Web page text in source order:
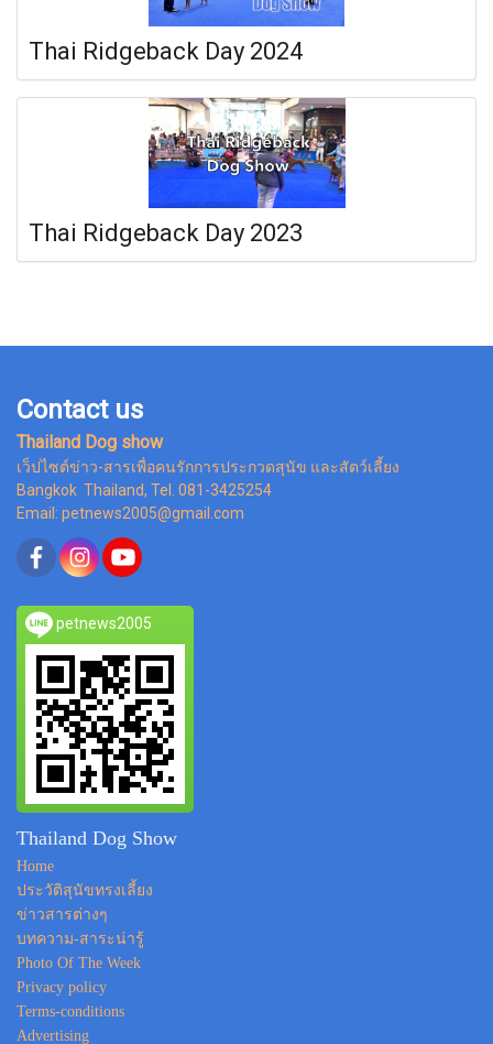
Thai Ridgeback Day 2024
Thai Ridgeback Day 2023
Contact us
Thailand Dog show
เว็ปไซต์ข่าว-สารเพื่อคนรักการประกวดสุนัข และสัตว์เลี้ยง
Bangkok Thailand, Tel. 081-3425254
Email: petnews2005@gmail.com
petnews2005
Thailand Dog Show
Home
ประวัติสุนัขทรงเลี้ยง
ข่าวสารต่างๆ
บทความ-สาระน่ารู้
Photo Of The Week
Privacy policy
Terms-conditions
Advertising